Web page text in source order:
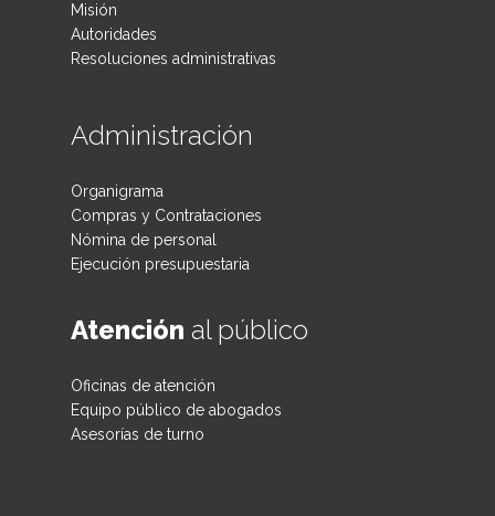
Misión
Autoridades
Resoluciones administrativas
Administración
Organigrama
Compras y Contrataciones
Nómina de personal
Ejecución presupuestaria
Atención al público
Oficinas de atención
Equipo público de abogados
Asesorías de turno